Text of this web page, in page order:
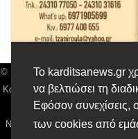
Το karditsanews.gr
να βελτιώσει τη
Εφόσον συνεχίσεις,
των cookies από
© Karditsa News | Διακριτικός
Καρδίτσας, Αρ. Γεμή:
Τηλ: 24410 42500,
Νόμιμος Εκπρόσωπος,